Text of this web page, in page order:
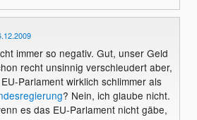
immer so negativ. Gut, unser Geld
recht unsinnig verschleudert aber,
Parlament wirklich schlimmer als
? Nein, ich glaube nicht.
es das EU-Parlament nicht gäbe,